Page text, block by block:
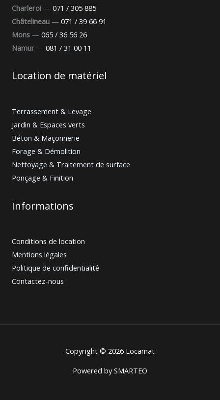
Charleroi — 071 / 305 885
Châtelineau — 071 / 39 66 91
Mons — 065 / 36 56 26
Namur — 081 / 31 00 11
Location de matériel
Terrassement & Levage
Jardin & Espaces verts
Béton & Maçonnerie
Forage & Démolition
Nettoyage & Traitement de surface
Ponçage & Finition
Informations
Conditions de location
Mentions légales
Politique de confidentialité
Contactez-nous
Copyright © 2026 Locamat
Powered bySMARTEO